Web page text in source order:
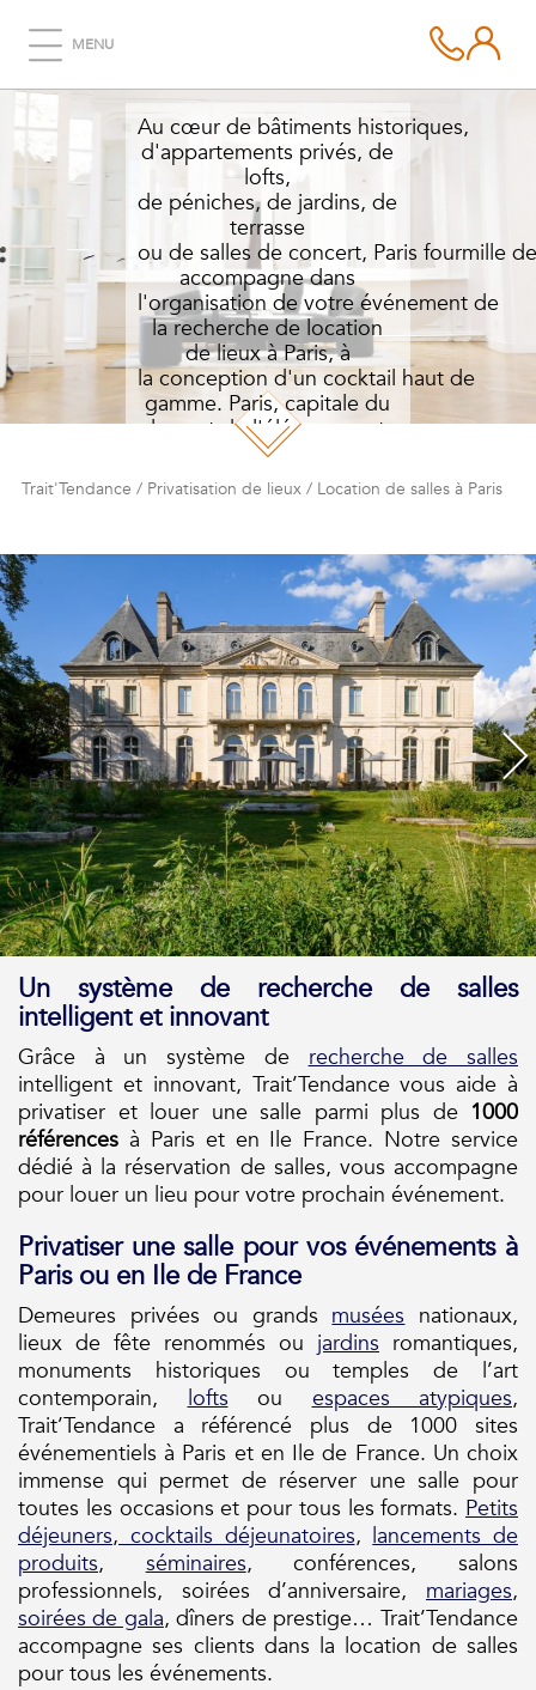
MENU
Au cœur de bâtiments historiques,
d'appartements privés, de
lofts,
de péniches, de jardins, de
terrasse
ou de salles de concert, Paris fourmille
accompagne dans
l'organisation de votre événement de
la recherche de location
de lieux à Paris, à
la conception d'un cocktail haut de
gamme. Paris, capitale du
luxe et de l'élégance est
idéal pour accueillir votre
prochain événement
d'entreprise.
Trait'Tendance / Privatisation de lieux / Location de salles à Paris
Un système de recherche de salles
intelligent et innovant
Grâce à un système derecherche de salles
intelligent et innovant, Trait’Tendance vous aide à
privatiser et louer une salle parmi plus de 1000
références à Paris et en Ile France. Notre service
dédié à la réservation de salles, vous accompagne
pour louer un lieu pour votre prochain événement.
Privatiser une salle pour vos événements à
Paris ou en Ile de France
Demeures privées ou grandsmuséesnationaux,
lieux de fête renommés ou jardins romantiques,
monuments historiques ou temples de l’art
contemporain,loftsouespaces atypiques,
Trait’Tendance a référencé plus de 1000 sites
événementiels à Paris et en Ile de France. Un choix
immense qui permet de réserver une salle pour
toutes les occasions et pour tous les formats. Petits
déjeuners,cocktails déjeunatoires,lancements de
produits,séminaires, conférences, salons
professionnels, soirées d’anniversaire, mariages,
soirées de gala, dîners de prestige… Trait’Tendance
accompagne ses clients dans la location de salles
pour tous les événements.